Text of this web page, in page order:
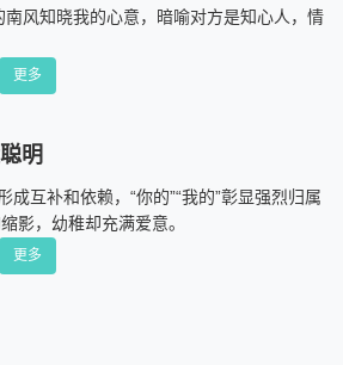
风知晓我的心意，暗喻对方是知心人，情
更多
明
成互补和依赖，“你的”“我的”彰显强烈归属
影，幼稚却充满爱意。
更多